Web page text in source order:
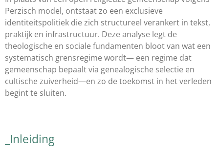
Perzisch model, ontstaat zo een exclusieve
identiteitspolitiek die zich structureel verankert in tekst,
praktijk en infrastructuur. Deze analyse legt de
theologische en sociale fundamenten bloot van wat een
systematisch grensregime wordt— een regime dat
gemeenschap bepaalt via genealogische selectie en
cultische zuiverheid—en zo de toekomst in het verleden
begint te sluiten.
_Inleiding